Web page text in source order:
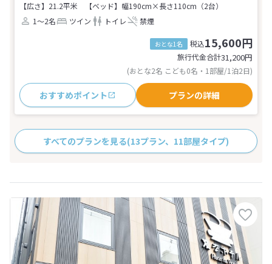
【広さ】21.2平米
【ベッド】幅190cm×長さ110cm（2台）
1～2名
ツイン トイレ 禁煙
おとな1名 税込15,600円
旅行代金合計31,200円
(おとな2名 こども0名・1部屋/1泊2日)
おすすめポイント プランの詳細
すべてのプランを見る(13プラン、11部屋タイプ)